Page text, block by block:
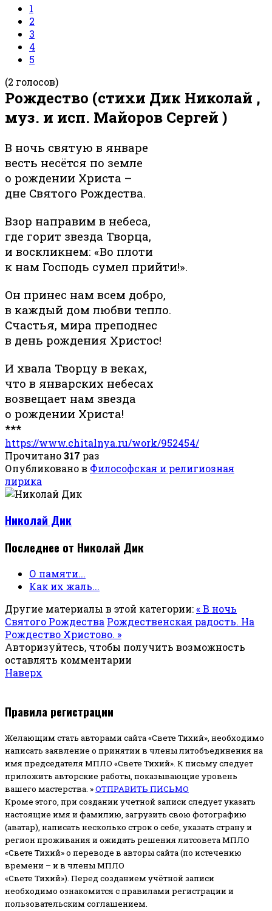
1
2
3
4
5
(2 голосов)
Рождество (стихи Дик Николай ,
муз. и исп. Майоров Сергей )
В ночь святую в январе
весть несётся по земле
о рождении Христа –
дне Святого Рождества.
Взор направим в небеса,
где горит звезда Творца,
и воскликнем: «Во плоти
к нам Господь сумел прийти!».
Он принес нам всем добро,
в каждый дом любви тепло.
Счастья, мира преподнес
в день рождения Христос!
И хвала Творцу в веках,
что в январских небесах
возвещает нам звезда
о рождении Христа!
***
https://www.chitalnya.ru/work/952454/
Прочитано317 раз
Опубликовано в Философская и религиозная
лирика
Николай Дик
Последнее от Николай Дик
О памяти...
Как их жаль...
Другие материалы в этой категории:« В ночь
Святого Рождества Рождественская радость. На
Рождество Христово. »
Авторизуйтесь, чтобы получить возможность
оставлять комментарии
Наверх
Правила регистрации
Желающим стать авторами сайта «Свете Тихий», необходимо
написать заявление о принятии в члены литобъединения на
имя председателя МПЛО «Свете Тихий». К письму следует
приложить авторские работы, показывающие уровень
вашего мастерства. »ОТПРАВИТЬ ПИСЬМО
Кроме этого, при создании учетной записи следует указать
настоящие имя и фамилию, загрузить свою фотографию
(аватар), написать несколько строк о себе, указать страну и
регион проживания и ожидать решения литсовета МПЛО
«Свете Тихий» о переводе в авторы сайта (по истечению
времени – и в члены МПЛО
«Свете Тихий»). Перед созданием учётной записи
необходимо ознакомится с правилами регистрации и
пользовательским соглашением.